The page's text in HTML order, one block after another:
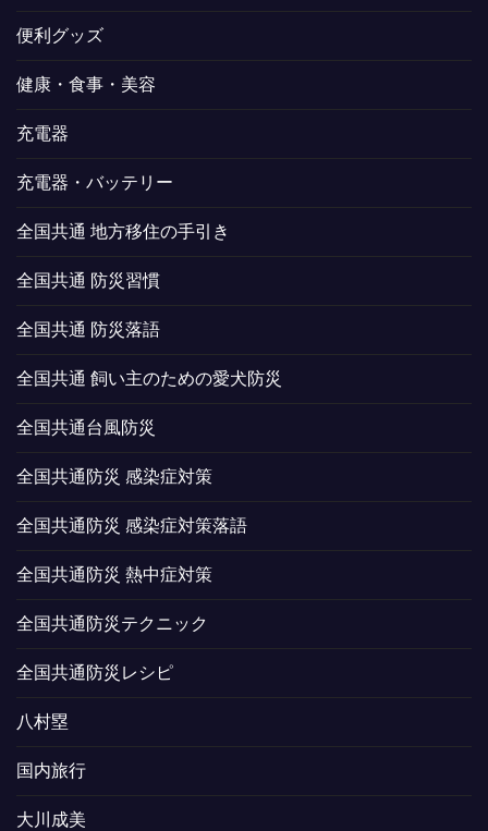
便利グッズ
健康・食事・美容
充電器
充電器・バッテリー
全国共通 地方移住の手引き
全国共通 防災習慣
全国共通 防災落語
全国共通 飼い主のための愛犬防災
全国共通台風防災
全国共通防災 感染症対策
全国共通防災 感染症対策落語
全国共通防災 熱中症対策
全国共通防災テクニック
全国共通防災レシピ
八村塁
国内旅行
大川成美